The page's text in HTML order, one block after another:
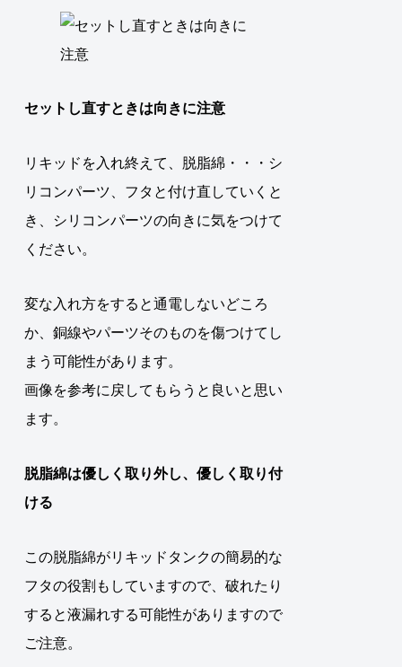
セットし直すときは向きに注意
リキッドを入れ終えて、脱脂綿・・・シ
リコンパーツ、フタと付け直していくと
き、シリコンパーツの向きに気をつけて
ください。
変な入れ方をすると通電しないどころ
か、銅線やパーツそのものを傷つけてし
まう可能性があります。
画像を参考に戻してもらうと良いと思い
ます。
脱脂綿は優しく取り外し、優しく取り付
ける
この脱脂綿がリキッドタンクの簡易的な
フタの役割もしていますので、破れたり
すると液漏れする可能性がありますので
ご注意。